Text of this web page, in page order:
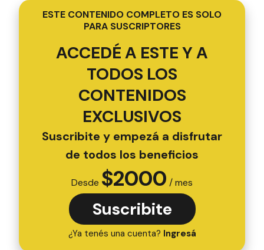
ESTE CONTENIDO COMPLETO ES SOLO
PARA SUSCRIPTORES
ACCEDÉ A ESTE Y A
TODOS LOS
CONTENIDOS
EXCLUSIVOS
Suscribite y empezá a disfrutar
de todos los beneficios
Desde $2000 / mes
Suscribite
¿Ya tenés una cuenta? Ingresá